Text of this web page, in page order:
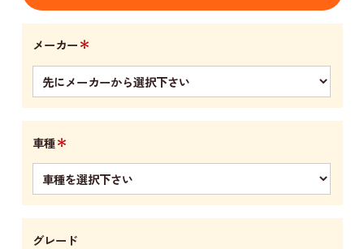
メーカー＊
車種＊
グレード